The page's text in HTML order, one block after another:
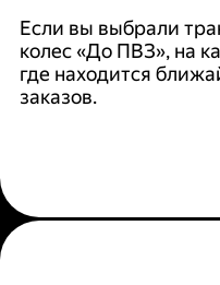
Если вы выбрали
колес «До ПВЗ», на
где находится
заказов.